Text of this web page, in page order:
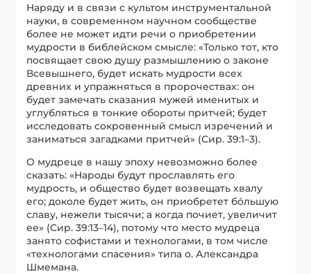
Наряду и в связи с культом инструментальной
науки, в современном научном сообществе
более не может идти речи о приобретении
мудрости в библейском смысле: «Только тот, кто
посвящает свою душу размышлению о законе
Всевышнего, будет искать мудрости всех
древних и упражняться в пророчествах: он
будет замечать сказания мужей именитых и
углубляться в тонкие обороты притчей; будет
исследовать сокровенный смысл изречений и
заниматься загадками притчей» (Сир. 39:1–3).
О мудреце в нашу эпоху невозможно более
сказать: «Народы будут прославлять его
мудрость, и общество будет возвещать хвалу
его; доколе будет жить, он приобретет бо́льшую
славу, нежели тысячи; а когда почиет, увеличит
ее» (Сир. 39:13–14), потому что место мудреца
занято софистами и технологами, в том числе
«технологами спасения» типа о. Александра
Шмемана.